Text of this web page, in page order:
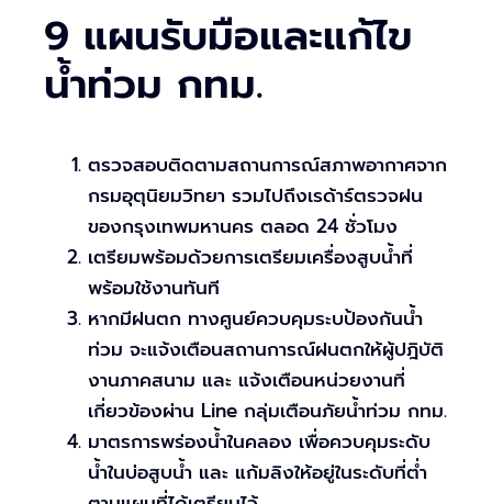
9 แผนรับมือและแก้ไข
น้ำท่วม กทม.
ตรวจสอบติดตามสถานการณ์สภาพอากาศจาก
กรมอุตุนิยมวิทยา รวมไปถึงเรด้าร์ตรวจฝน
ของกรุงเทพมหานคร ตลอด 24 ชั่วโมง
เตรียมพร้อมด้วยการเตรียมเครื่องสูบน้ำที่
พร้อมใช้งานทันที
หากมีฝนตก ทางศูนย์ควบคุมระบป้องกันน้ำ
ท่วม จะแจ้งเตือนสถานการณ์ฝนตกให้ผู้ปฎิบัติ
งานภาคสนาม และ แจ้งเตือนหน่วยงานที่
เกี่ยวข้องผ่าน Line กลุ่มเตือนภัยน้ำท่วม กทม.
มาตรการพร่องน้ำในคลอง เพื่อควบคุมระดับ
น้ำในบ่อสูบน้ำ และ แก้มลิงให้อยู่ในระดับที่ต่ำ